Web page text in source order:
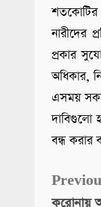
শতকোটির
নারীদের
প্রকার
অধিকার,
এসময় সকল
দাবিগুলো
বন্ধ করার
করোনায়